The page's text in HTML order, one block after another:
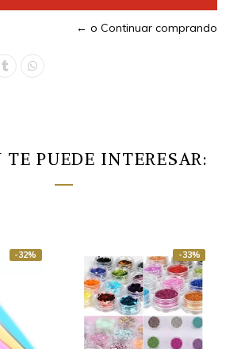
← o Continuar comprando
PUEDE INTERESAR:
-32% -33%